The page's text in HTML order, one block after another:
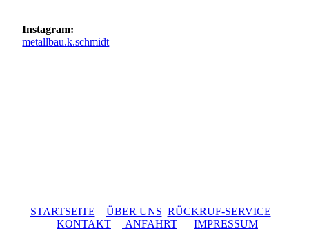
Instagram:
metallbau.k.schmidt
STARTSEITE ÜBER UNS RÜCKRUF-SERVICE
KONTAKT
ANFAHRT IMPRESSUM